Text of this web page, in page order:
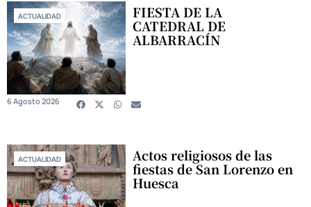
ACTUALIDAD FIESTA DE LA
CATEDRAL DE
ALBARRACÍN
6 Agosto 2026
ACTUALIDAD Actos religiosos de las
fiestas de San Lorenzo en
Huesca